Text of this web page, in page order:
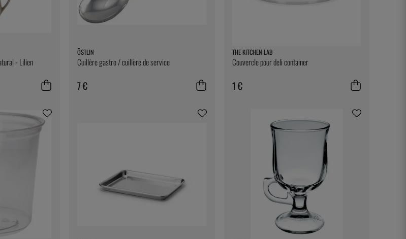
- Lilien
ÖSTLIN
Cuillère gastro / cuillère de service
7 €
THE KITCHEN LAB
Couvercle pour deli container
1 €